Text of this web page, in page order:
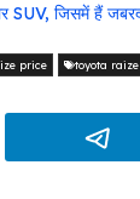
SUV, जिसमें हैं
price toyota